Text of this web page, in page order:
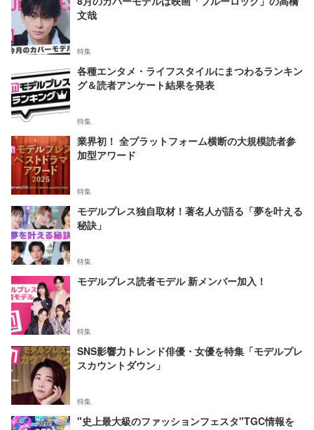
文哉
特集
各種エンタメ・ライフスタイルにまつわるランキン
グ＆読者アンケート結果を発表
特集
業界初！ 全プラットフォーム横断の大規模読者参
加型アワード
特集
モデルプレス独自取材！著名人が語る「夢を叶える
秘訣」
特集
モデルプレス読者モデル 新メンバー加入！
特集
SNS影響力トレンド俳優・女優を特集「モデルプレ
スカウントダウン」
特集
"史上最大級のファッションフェスタ"TGC情報を